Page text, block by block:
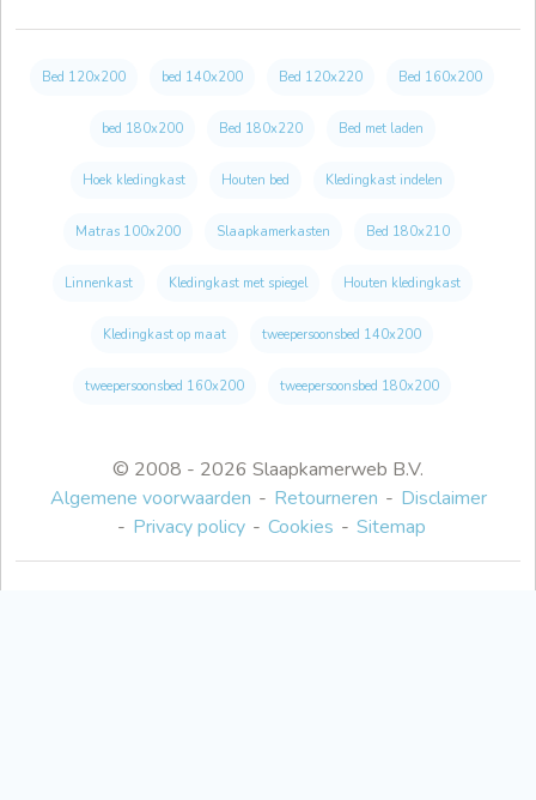
© 2008 - 2026 Slaapkamerweb B.V.
Algemene voorwaarden
Retourneren
Disclaimer
Privacy policy
Cookies Sitemap
Bed 120x200 bed 140x200 Bed 120x220 Bed 160x200
bed 180x200 Bed 180x220 Bed met laden
Hoek kledingkast Houten bed Kledingkast indelen
Matras 100x200 Slaapkamerkasten Bed 180x210
Linnenkast Kledingkast met spiegel Houten kledingkast
Kledingkast op maat tweepersoonsbed 140x200
tweepersoonsbed 160x200 tweepersoonsbed 180x200